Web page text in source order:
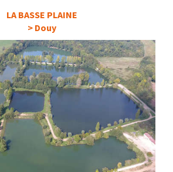
LA BASSE PLAINE
> Douy